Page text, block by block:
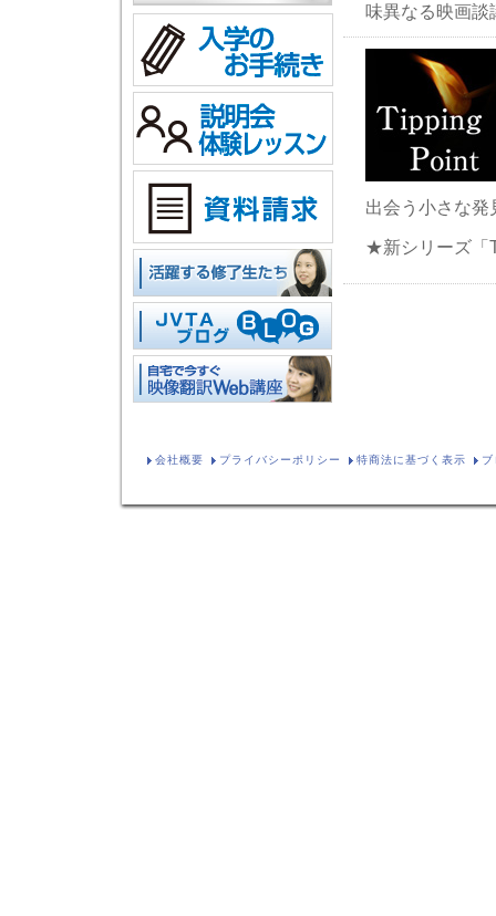
味異なる映画談
出会う小さな
★新シリーズ「
会社概要 プライバシーポリシー 特商法に基づく表示